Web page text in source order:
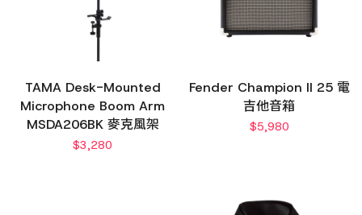
TAMA Desk-Mounted
Microphone Boom Arm
MSDA206BK 麥克風架
$3,280
Fender Champion II 25 電
吉他音箱
$5,980